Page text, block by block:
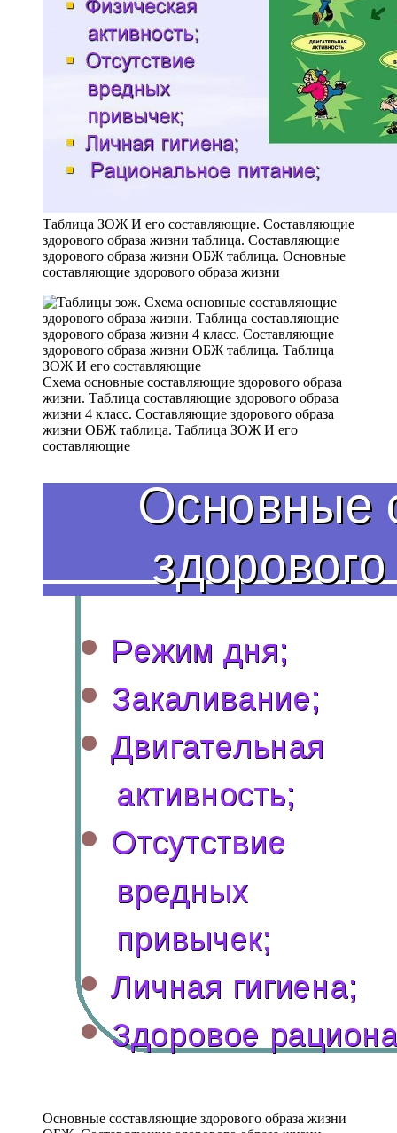
Таблица ЗОЖ И его составляющие. Составляющие
здорового образа жизни таблица. Составляющие
здорового образа жизни ОБЖ таблица. Основные
составляющие здорового образа жизни
Схема основные составляющие здорового образа
жизни. Таблица составляющие здорового образа
жизни 4 класс. Составляющие здорового образа
жизни ОБЖ таблица. Таблица ЗОЖ И его
составляющие
Основные составляющие здорового образа жизни